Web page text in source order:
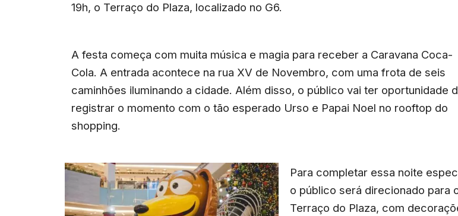
19h, o Terraço do Plaza, localizado no G6.
A festa começa com muita música e magia para receber a Caravana Coca-
Cola. A entrada acontece na rua XV de Novembro, com uma frota de seis
caminhões iluminando a cidade. Além disso, o público vai ter oportunidade
registrar o momento com o tão esperado Urso e Papai Noel no rooftop do
shopping.
Para completar essa noite
o público será direcionado para
Terraço do Plaza, com